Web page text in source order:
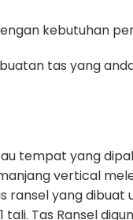
kebutuhan
tas yang
tempat yang
vertical
ransel yang
Tas Ransel